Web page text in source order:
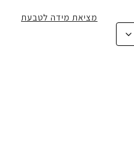
מציאת מידה לטבעת